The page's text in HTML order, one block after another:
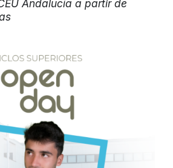
Andalucía a partir de